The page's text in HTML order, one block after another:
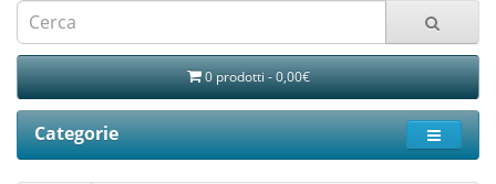
0 prodotti - 0,00€
Categorie